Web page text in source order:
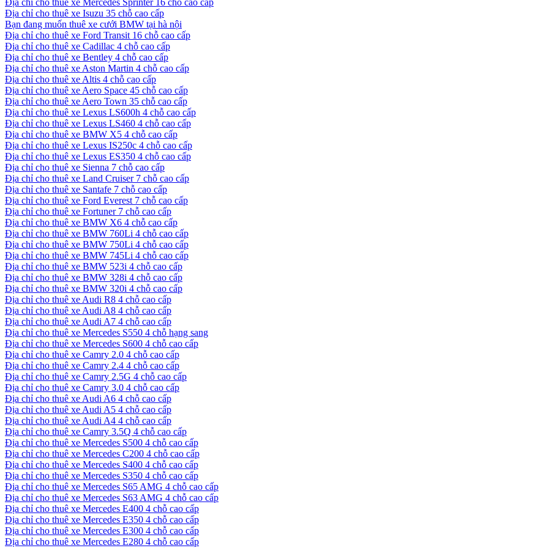
Địa chỉ cho thuê xe Mercedes Sprinter 16 chỗ cao cấp
Địa chỉ cho thuê xe Isuzu 35 chỗ cao cấp
Bạn đang muốn thuê xe cưới BMW tại hà nội
Địa chỉ cho thuê xe Ford Transit 16 chỗ cao cấp
Địa chỉ cho thuê xe Cadillac 4 chỗ cao cấp
Địa chỉ cho thuê xe Bentley 4 chỗ cao cấp
Địa chỉ cho thuê xe Aston Martin 4 chỗ cao cấp
Địa chỉ cho thuê xe Altis 4 chỗ cao cấp
Địa chỉ cho thuê xe Aero Space 45 chỗ cao cấp
Địa chỉ cho thuê xe Aero Town 35 chỗ cao cấp
Địa chỉ cho thuê xe Lexus LS600h 4 chỗ cao cấp
Địa chỉ cho thuê xe Lexus LS460 4 chỗ cao cấp
Địa chỉ cho thuê xe BMW X5 4 chỗ cao cấp
Địa chỉ cho thuê xe Lexus IS250c 4 chỗ cao cấp
Địa chỉ cho thuê xe Lexus ES350 4 chỗ cao cấp
Địa chỉ cho thuê xe Sienna 7 chỗ cao cấp
Địa chỉ cho thuê xe Land Cruiser 7 chỗ cao cấp
Địa chỉ cho thuê xe Santafe 7 chỗ cao cấp
Địa chỉ cho thuê xe Ford Everest 7 chỗ cao cấp
Địa chỉ cho thuê xe Fortuner 7 chỗ cao cấp
Địa chỉ cho thuê xe BMW X6 4 chỗ cao cấp
Địa chỉ cho thuê xe BMW 760Li 4 chỗ cao cấp
Địa chỉ cho thuê xe BMW 750Li 4 chỗ cao cấp
Địa chỉ cho thuê xe BMW 745Li 4 chỗ cao cấp
Địa chỉ cho thuê xe BMW 523i 4 chỗ cao cấp
Địa chỉ cho thuê xe BMW 328i 4 chỗ cao cấp
Địa chỉ cho thuê xe BMW 320i 4 chỗ cao cấp
Địa chỉ cho thuê xe Audi R8 4 chỗ cao cấp
Địa chỉ cho thuê xe Audi A8 4 chỗ cao cấp
Địa chỉ cho thuê xe Audi A7 4 chỗ cao cấp
Địa chỉ cho thuê xe Mercedes S550 4 chỗ hạng sang
Địa chỉ cho thuê xe Mercedes S600 4 chỗ cao cấp
Địa chỉ cho thuê xe Camry 2.0 4 chỗ cao cấp
Địa chỉ cho thuê xe Camry 2.4 4 chỗ cao cấp
Địa chỉ cho thuê xe Camry 2.5G 4 chỗ cao cấp
Địa chỉ cho thuê xe Camry 3.0 4 chỗ cao cấp
Địa chỉ cho thuê xe Audi A6 4 chỗ cao cấp
Địa chỉ cho thuê xe Audi A5 4 chỗ cao cấp
Địa chỉ cho thuê xe Audi A4 4 chỗ cao cấp
Địa chỉ cho thuê xe Camry 3.5Q 4 chỗ cao cấp
Địa chỉ cho thuê xe Mercedes S500 4 chỗ cao cấp
Địa chỉ cho thuê xe Mercedes C200 4 chỗ cao cấp
Địa chỉ cho thuê xe Mercedes S400 4 chỗ cao cấp
Địa chỉ cho thuê xe Mercedes S350 4 chỗ cao cấp
Địa chỉ cho thuê xe Mercedes S65 AMG 4 chỗ cao cấp
Địa chỉ cho thuê xe Mercedes S63 AMG 4 chỗ cao cấp
Địa chỉ cho thuê xe Mercedes E400 4 chỗ cao cấp
Địa chỉ cho thuê xe Mercedes E350 4 chỗ cao cấp
Địa chỉ cho thuê xe Mercedes E300 4 chỗ cao cấp
Địa chỉ cho thuê xe Mercedes E280 4 chỗ cao cấp